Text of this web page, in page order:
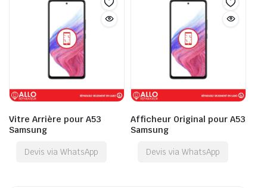
Vitre Arrière pour A53
Samsung
Devis via WhatsApp
Afficheur Original pour A53
Samsung
Devis via WhatsApp